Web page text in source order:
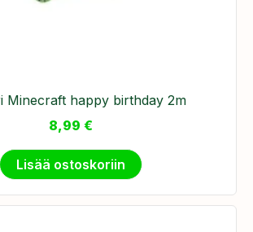
Minecraft happy birthday 2m
8,99 €
Lisää ostoskoriin